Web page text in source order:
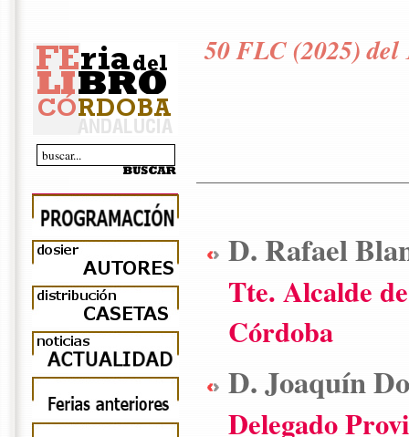
50 FLC (2025) del
D. Rafael
Tte. Alcalde
Córdoba
D. Joaquín
Delegado